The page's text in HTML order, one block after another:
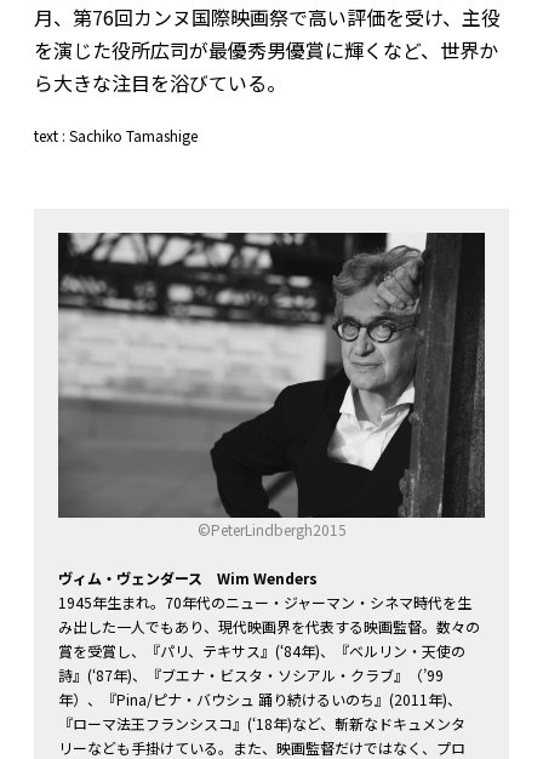
月、第76回カンヌ国際映画祭で高い評価を受け、主役
を演じた役所広司が最優秀男優賞に輝くなど、世界か
ら大きな注目を浴びている。
text : Sachiko Tamashige
©PeterLindbergh2015
ヴィム・ヴェンダース Wim Wenders
1945年生まれ。70年代のニュー・ジャーマン・シネマ時代を生
み出した一人でもあり、現代映画界を代表する映画監督。数々の
賞を受賞し、『パリ、テキサス』(‘84年)、『ベルリン・天使の
詩』(‘87年)、『ブエナ・ビスタ・ソシアル・クラブ』（’99
年）、『Pina/ピナ・バウシュ 踊り続けるいのち』(2011年)、
『ローマ法王フランシスコ』(‘18年)など、斬新なドキュメンタ
リーなども手掛けている。また、映画監督だけではなく、プロ